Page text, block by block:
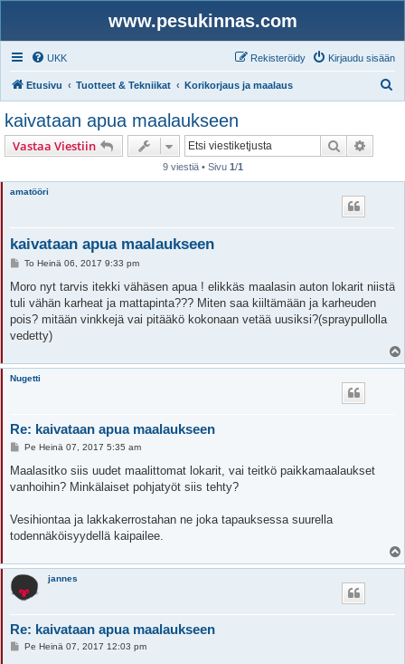
www.pesukinnas.com
UKK Kirjaudu sisään
Rekisteröidy
Etusivu Tuotteet & Tekniikat Korikorjaus ja maalaus
kaivataan apua maalaukseen
Vastaa Viestiin Etsi
9 viestiä • Sivu 1/1
amatööri
kaivataan apua maalaukseen
V
e
t
i
To Heinä 06, 2017 9:33 pm
Moro nyt tarvis itekki vähäsen apua ! elikkäs maalasin auton lokarit niistä
tuli vähän karheat ja mattapinta??? Miten saa kiiltämään ja karheuden
pois? mitään vinkkejä vai pitääkö kokonaan vetää uusiksi?(spraypullolla
vedetty)
l
Nugetti
Re: kaivataan apua maalaukseen
V
e
t
Pe Heinä 07, 2017 5:35 am
Maalasitko siis uudet maalittomat lokarit, vai teitkö paikkamaalaukset
vanhoihin? Minkälaiset pohjatyöt siis tehty?
Vesihiontaa ja lakkakerrostahan ne joka tapauksessa suurella
todennäköisyydellä kaipailee.
l
jannes
Re: kaivataan apua maalaukseen
VPe Heinä 07, 2017 12:03 pm